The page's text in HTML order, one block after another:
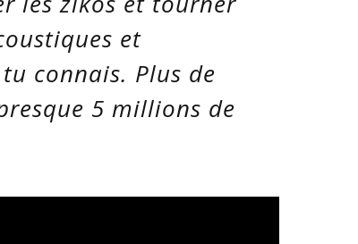
et
connais. Plus de
5 millions de